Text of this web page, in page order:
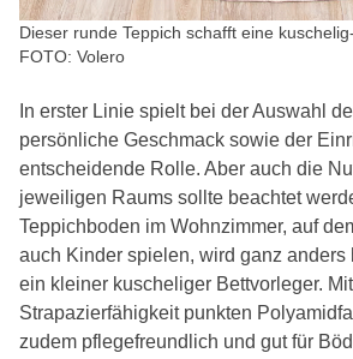
Dieser runde Teppich schafft eine
FOTO: Volero
In erster Linie spielt bei der Auswahl
persönliche Geschmack sowie der
entscheidende Rolle. Aber auch die
jeweiligen Raums sollte beachtet
Teppichboden im Wohnzimmer, auf
auch Kinder spielen, wird ganz anders
ein kleiner kuscheliger Bettvorleger.
Strapazierfähigkeit punkten
zudem pflegefreundlich und gut für